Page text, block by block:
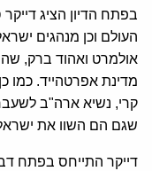
בפתח הדיון הציג
העולם וכן מנהגים
אולמרט ואהוד ברק,
מדינת אפרטהייד. כמו
קרי, נשיא ארה"ב לשעבר
שגם הם השוו את
דייקר התייחס בפתח